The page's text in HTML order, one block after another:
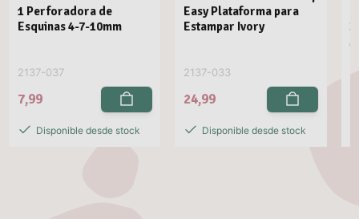
1 Perforadora de
Esquinas 4-7-10mm
2137-037
7,99
Disponible desde stock
Easy Plataforma para
Estampar Ivory
2137-033
24,99
Disponible desde stock